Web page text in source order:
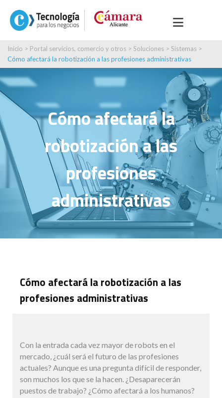
Inicio > Portal servicios, comercio y otros > Soluciones > Sistemas >
Cómo afectará la robotización a las profesiones administrativas
Cómo afectará la
robotización a las
profesiones
administrativas
Cómo afectará la robotización a las
profesiones administrativas
Con la entrada cada vez mayor de robots en el
mercado, ¿cuál será el futuro de las profesiones
actuales? Aunque es una pregunta difícil de responder,
son muchos los que se la hacen. ¿Desaparecerán
puestos de trabajo? ¿Cómo afectará a los humanos?